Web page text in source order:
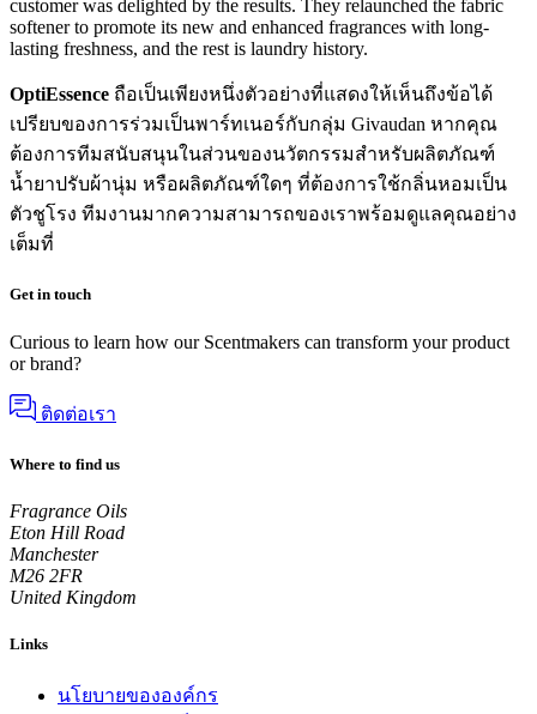
customer was delighted by the results. They relaunched the fabric
softener to promote its new and enhanced fragrances with long-
lasting freshness, and the rest is laundry history.
OptiEssence ถือเป็นเพียงหนึ่งตัวอย่างที่แสดงให้เห็นถึงข้อได้
เปรียบของการร่วมเป็นพาร์ทเนอร์กับกลุ่ม Givaudan หากคุณ
ต้องการทีมสนับสนุนในส่วนของนวัตกรรมสำหรับผลิตภัณฑ์
น้ำยาปรับผ้านุ่ม หรือผลิตภัณฑ์ใดๆ ที่ต้องการใช้กลิ่นหอมเป็น
ตัวชูโรง ทีมงานมากความสามารถของเราพร้อมดูแลคุณอย่าง
เต็มที่
Get in touch
Curious to learn how our Scentmakers can transform your product
or brand?
ติดต่อเรา
Where to find us
Fragrance Oils
Eton Hill Road
Manchester
M26 2FR
United Kingdom
Links
นโยบายขององค์กร